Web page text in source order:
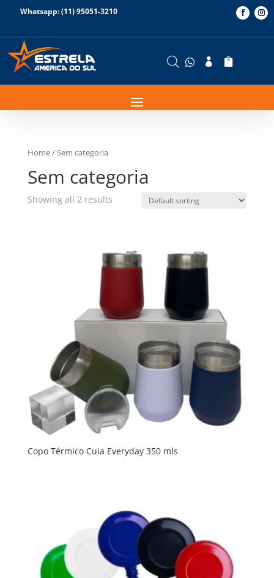
Whatsapp: (11) 95051-3210
  
Home/ Sem categoria
Sem categoria
Showing all 2 results
Copo Térmico Cuia Everyday 350 mls